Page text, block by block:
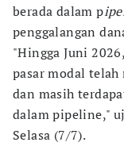
berada dalam p
penggalangan
"Hingga Juni
pasar modal
dan masih
dalam pipeline,"
Selasa (7/7).